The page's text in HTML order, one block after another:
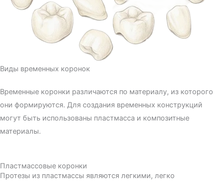
Виды временных коронок
Временные коронки различаются по материалу, из которого
они формируются. Для создания временных конструкций
могут быть использованы пластмасса и композитные
материалы.
Пластмассовые коронки
Протезы из пластмассы являются легкими, легко